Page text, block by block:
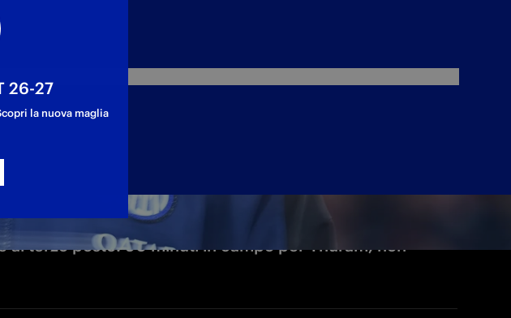
terzo posto: 90 minuti in campo per Thuram, non
26-27
la nuova maglia